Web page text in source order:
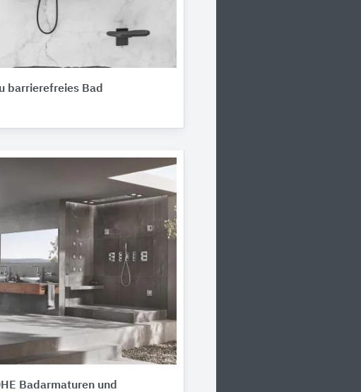
barrierefreies Bad
Badarmaturen und